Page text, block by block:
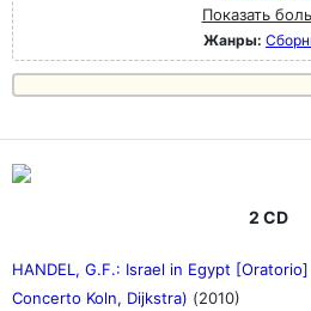
Показать
Жанры:
2 CD
HANDEL, G.F.: Israel in Egypt
Concerto Koln, Dijkstra) (2010)